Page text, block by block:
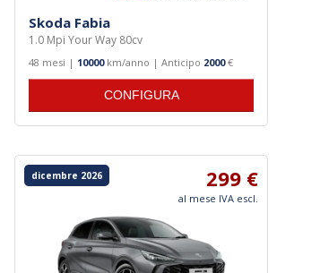
Skoda Fabia
1.0 Mpi Your Way 80cv
48 mesi | 10000km/anno | Anticipo 2000€
CONFIGURA
dicembre 2026 299 €
al mese IVA escl.